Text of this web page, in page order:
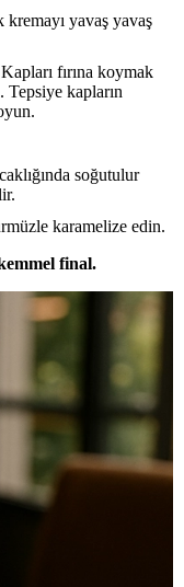
kremayı yavaş yavaş
fırına koymak
kapların
soğutulur
karamelize edin.
final.